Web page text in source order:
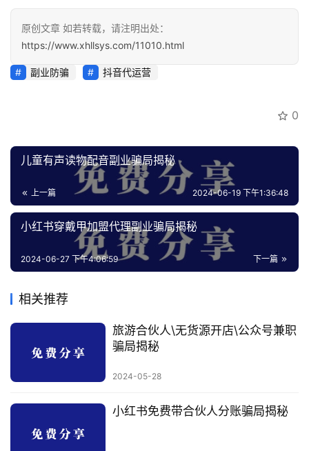
原创文章 如若转载，请注明出处：
https://www.xhllsys.com/11010.html
副业防骗 抖音代运营
0
儿童有声读物配音副业骗局揭秘
上一篇 2024-06-19 下午1:36:48
小红书穿戴甲加盟代理副业骗局揭秘
下一篇
2024-06-27 下午4:06:59
相关推荐
旅游合伙人\无货源开店\公众号兼职
骗局揭秘
2024-05-28
小红书免费带合伙人分账骗局揭秘